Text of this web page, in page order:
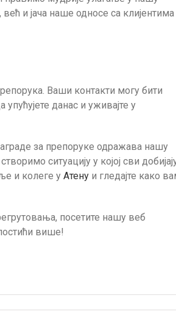
и јача наше односе са клијентима
Ваши контакти могу бити
данас и уживајте у
за препоруке одражава нашу
ситуацију у којој сви
и колеге у Атену и гледајте како
посетите нашу веб
више!